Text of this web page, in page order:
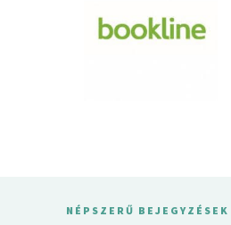
NÉPSZERŰ BEJEGYZÉSEK